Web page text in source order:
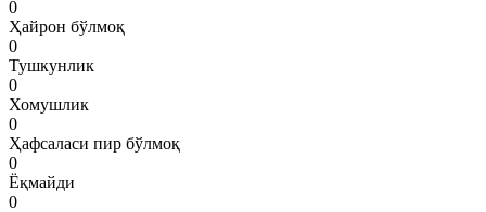
0
Ҳайрон бўлмоқ
0
Тушкунлик
0
Хомушлик
0
Ҳафсаласи пир бўлмоқ
0
Ёқмайди
0